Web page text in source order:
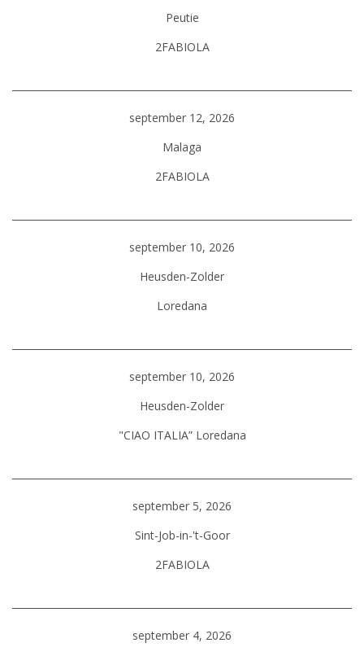
Peutie
2FABIOLA
september 12, 2026
Malaga
2FABIOLA
september 10, 2026
Heusden-Zolder
Loredana
september 10, 2026
Heusden-Zolder
"CIAO ITALIA” Loredana
september 5, 2026
Sint-Job-in-'t-Goor
2FABIOLA
september 4, 2026